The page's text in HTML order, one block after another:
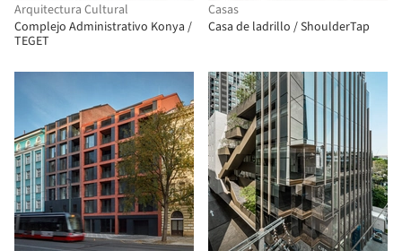
Arquitectura Cultural
Complejo Administrativo Konya /
TEGET
Casas
Casa de ladrillo / ShoulderTap